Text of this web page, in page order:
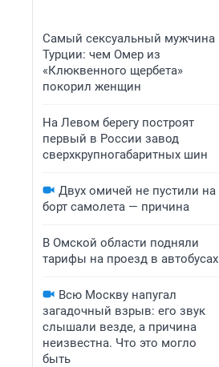
Самый сексуальный мужчина
Турции: чем Омер из
«Клюквенного щербета»
покорил женщин
На Левом берегу построят
первый в России завод
сверхкрупногабаритных шин
Двух омичей не пустили на
борт самолета — причина
В Омской области подняли
тарифы на проезд в автобусах
Всю Москву напугал
загадочный взрыв: его звук
слышали везде, а причина
неизвестна. Что это могло
быть